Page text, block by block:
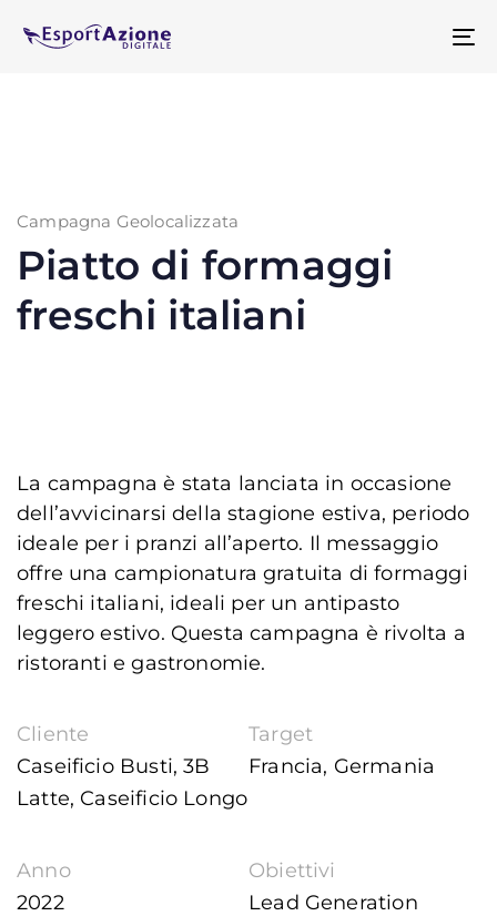
links
Campagna Geolocalizzata
Piatto di formaggi
freschi italiani
La campagna è stata lanciata in occasione
dell’avvicinarsi della stagione estiva, periodo
ideale per i pranzi all’aperto. Il messaggio
offre una campionatura gratuita di formaggi
freschi italiani, ideali per un antipasto
leggero estivo. Questa campagna è rivolta a
ristoranti e gastronomie.
Cliente
Caseificio Busti, 3B
Latte, Caseificio Longo
Target
Francia, Germania
Anno
2022
Obiettivi
Lead Generation